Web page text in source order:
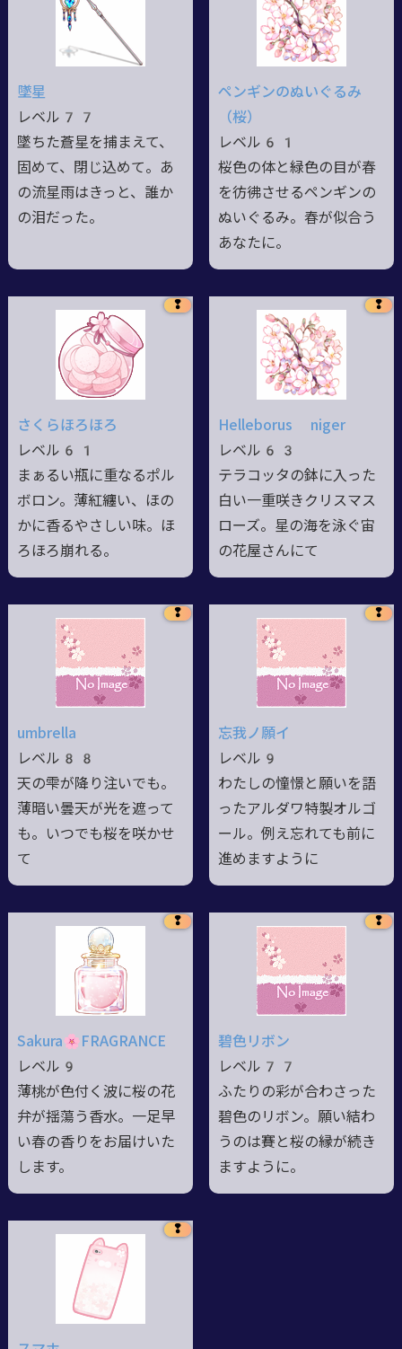
墜星
レベル77
墜ちた蒼星を捕まえて、
固めて、閉じ込めて。あ
の流星雨はきっと、誰か
の泪だった。
ペンギンのぬいぐるみ
（桜）
レベル61
桜色の体と緑色の目が春
を彷彿させるペンギンの
ぬいぐるみ。春が似合う
あなたに。
❢
さくらほろほろ
レベル61
まぁるい瓶に重なるポル
ボロン。薄紅纏い、ほの
かに香るやさしい味。ほ
ろほろ崩れる。
❢
Helleborus niger
レベル63
テラコッタの鉢に入った
白い一重咲きクリスマス
ローズ。星の海を泳ぐ宙
の花屋さんにて
❢
umbrella
レベル88
天の雫が降り注いでも。
薄暗い曇天が光を遮って
も。いつでも桜を咲かせ
て
❢
忘我ノ願イ
レベル9
わたしの憧憬と願いを語
ったアルダワ特製オルゴ
ール。例え忘れても前に
進めますように
❢
Sakura🌸FRAGRANCE
レベル9
薄桃が色付く波に桜の花
弁が揺蕩う香水。一足早
い春の香りをお届けいた
します。
❢
碧色リボン
レベル77
ふたりの彩が合わさった
碧色のリボン。願い結わ
うのは賽と桜の縁が続き
ますように。
❢